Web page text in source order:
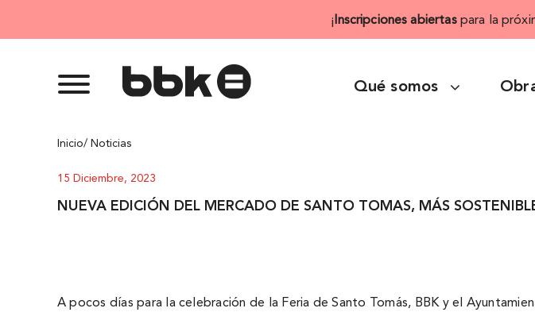
¡ Inscripciones abiertaspara la
Qué somos
Inicio/ Noticias
15 Diciembre, 2023
NUEVA EDICIÓN DEL MERCADO DE SANTO TOMAS, MÁS
A pocos días para la celebración de la Feria de Santo Tomás, BBK y el